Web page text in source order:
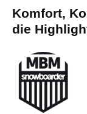
Komfort,
die